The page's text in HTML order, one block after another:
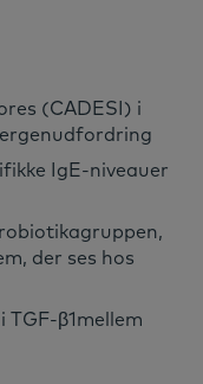
(CADESI) i
IgE-niveauer
der ses hos
TGF-β1 mellem